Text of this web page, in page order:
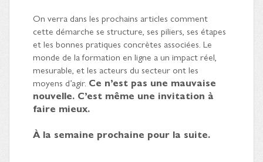
On verra dans les prochains articles comment
cette démarche se structure, ses piliers, ses étapes
et les bonnes pratiques concrètes associées. Le
monde de la formation en ligne a un impact réel,
mesurable, et les acteurs du secteur ont les
moyens d’agir. Ce n’est pas une mauvaise
nouvelle. C’est même une invitation à
faire mieux.
À la semaine prochaine pour la suite.